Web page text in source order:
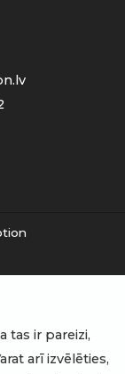
tas ir pareizi,
arī izvēlēties,